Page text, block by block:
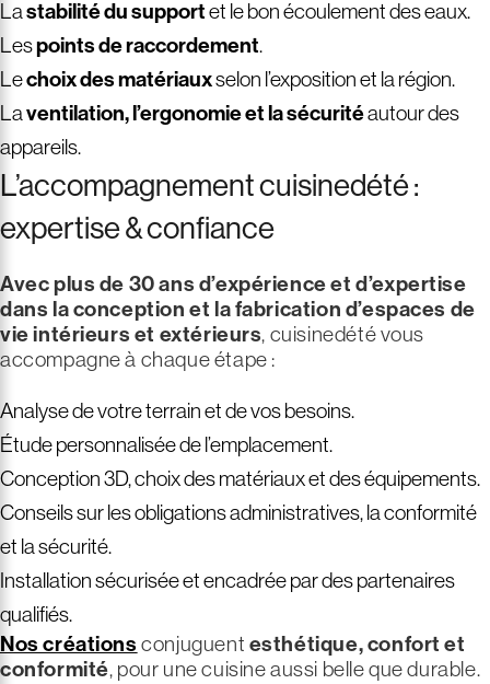
Lastabilité du supportet le bon écoulement des eaux.
Lespoints de raccordement.
Lechoix des matériauxselon l’exposition et la région.
Laventilation, l’ergonomie et la sécuritéautour des
appareils.
L’accompagnement cuisinedété :
expertise & confiance
Avec plus de 30 ans d’expérience et d’expertise
dans la conception et la fabrication d’espaces de
vie intérieurs et extérieurs, cuisinedété vous
accompagne à chaque étape :
Analyse de votre terrain et de vos besoins.
Étude personnalisée de l’emplacement.
Conception 3D, choix des matériaux et des équipements.
Conseils sur les obligations administratives, la conformité
et la sécurité.
Installation sécurisée et encadrée par des partenaires
qualifiés.
Nos créations conjuguent esthétique, confort et
conformité, pour une cuisine aussi belle que durable.